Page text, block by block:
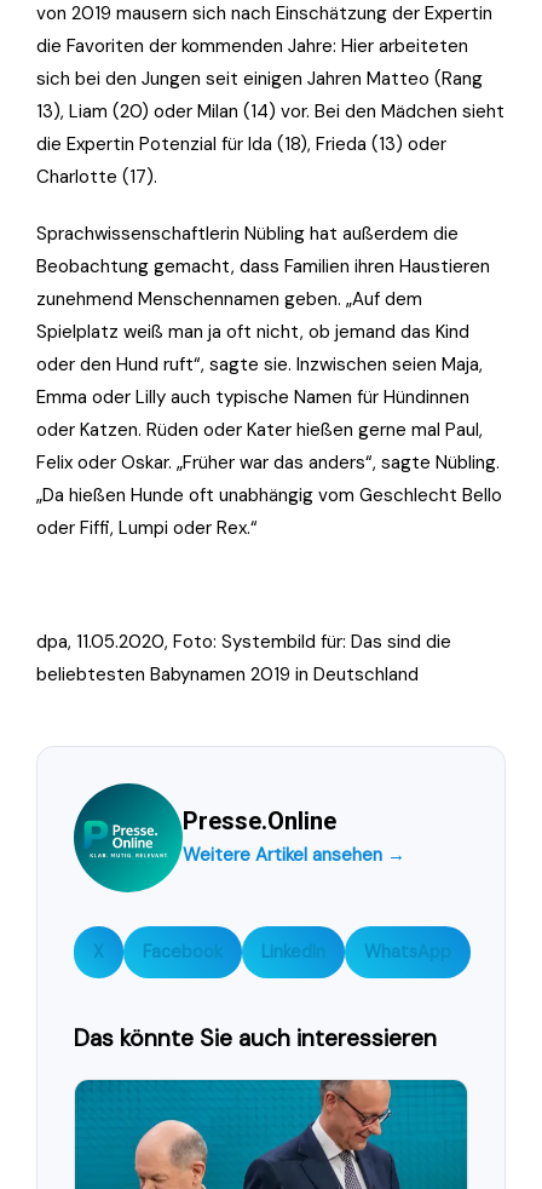
von 2019 mausern sich nach Einschätzung der Expertin
die Favoriten der kommenden Jahre: Hier arbeiteten
sich bei den Jungen seit einigen Jahren Matteo (Rang
13), Liam (20) oder Milan (14) vor. Bei den Mädchen sieht
die Expertin Potenzial für Ida (18), Frieda (13) oder
Charlotte (17).
Sprachwissenschaftlerin Nübling hat außerdem die
Beobachtung gemacht, dass Familien ihren Haustieren
zunehmend Menschennamen geben. „Auf dem
Spielplatz weiß man ja oft nicht, ob jemand das Kind
oder den Hund ruft“, sagte sie. Inzwischen seien Maja,
Emma oder Lilly auch typische Namen für Hündinnen
oder Katzen. Rüden oder Kater hießen gerne mal Paul,
Felix oder Oskar. „Früher war das anders“, sagte Nübling.
„Da hießen Hunde oft unabhängig vom Geschlecht Bello
oder Fiffi, Lumpi oder Rex.“
dpa, 11.05.2020, Foto: Systembild für: Das sind die
beliebtesten Babynamen 2019 in Deutschland
Presse.Online
Weitere Artikel ansehen →
X Facebook LinkedIn WhatsApp
Das könnte Sie auch interessieren